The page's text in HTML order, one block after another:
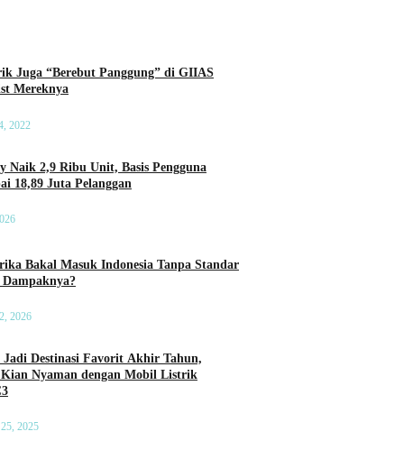
Juga “Berebut Panggung” di GIIAS
Mereknya
2022
Naik 2,9 Ribu Unit, Basis Pengguna
18,89 Juta Pelanggan
Bakal Masuk Indonesia Tanpa Standar
2026
Jadi Destinasi Favorit Akhir Tahun,
Nyaman dengan Mobil Listrik
2025